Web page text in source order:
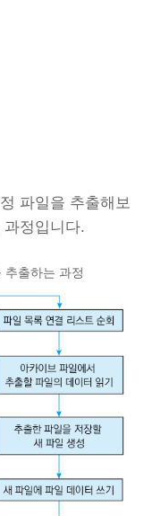
파일을 추출해보
정입니다.
추출하는 과정